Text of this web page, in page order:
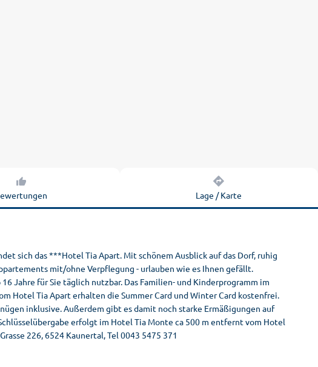
Lage / Karte
sich das ***Hotel Tia Apart. Mit schönem Ausblick auf das Dorf, ruhig
mit/ohne Verpflegung - urlauben wie es Ihnen gefällt.
Jahre für Sie täglich nutzbar. Das Familien- und Kinderprogramm im
Hotel Tia Apart erhalten die Summer Card und Winter Card kostenfrei.
inklusive. Außerdem gibt es damit noch starke Ermäßigungen auf
erfolgt im Hotel Tia Monte ca 500 m entfernt vom Hotel
226, 6524 Kaunertal, Tel 0043 5475 371